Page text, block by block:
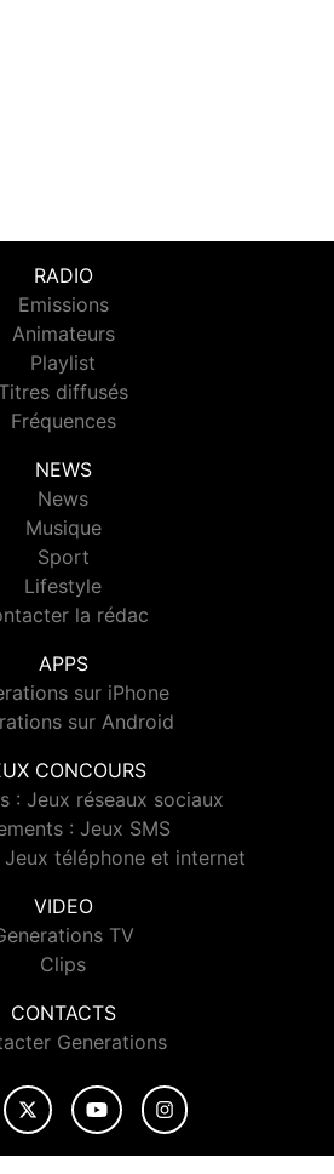
RADIO
Emissions
Animateurs
Playlist
Titres diffusés
Fréquences
NEWS
News
Musique
Sport
Lifestyle
la rédac
APPS
sur iPhone
sur Android
CONCOURS
: Jeux réseaux sociaux
: Jeux SMS
Jeux téléphone et internet
VIDEO
TV
Clips
CONTACTS
Generations